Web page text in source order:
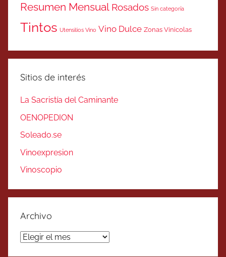
Resumen Mensual Rosados Sin categoría
Tintos Utensilios Vino Vino Dulce Zonas Vinicolas
Sitios de interés
La Sacristía del Caminante
OENOPEDION
Soleado.se
Vinoexpresion
Vinoscopio
Archivo
Archivo